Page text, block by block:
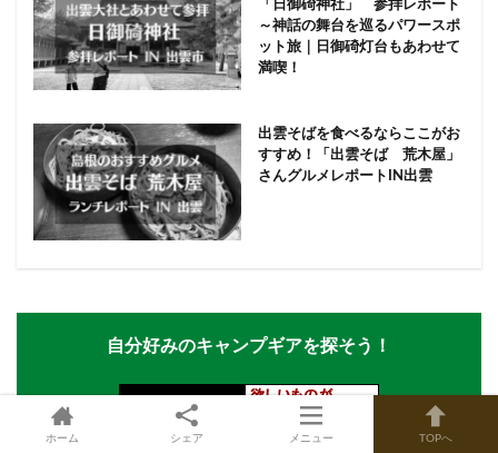
「日御碕神社」 参拝レポート
～神話の舞台を巡るパワースポ
ット旅｜日御碕灯台もあわせて
満喫！
出雲そばを食べるならここがお
すすめ！「出雲そば 荒木屋」
さんグルメレポートIN出雲
自分好みのキャンプギアを探そう！
ホーム シェア メニュー TOPへ